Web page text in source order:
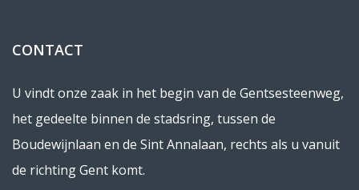
CONTACT
U vindt onze zaak in het begin van de Gentsesteenweg,
het gedeelte binnen de stadsring, tussen de
Boudewijnlaan en de Sint Annalaan, rechts als u vanuit
de richting Gent komt.